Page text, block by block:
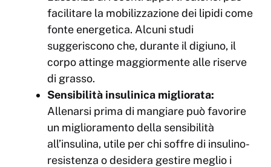
facilitare la mobilizzazione dei lipidi come
fonte energetica. Alcuni studi
suggeriscono che, durante il digiuno, il
corpo attinge maggiormente alle riserve
di grasso.
Sensibilità insulinica migliorata:
Allenarsi prima di mangiare può favorire
un miglioramento della sensibilità
all’insulina, utile per chi soffre di insulino-
resistenza o desidera gestire meglio i